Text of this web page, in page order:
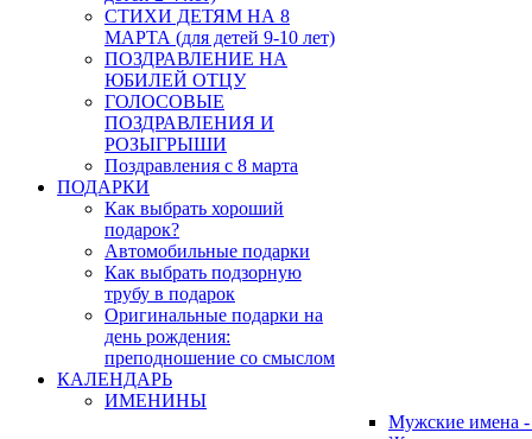
СТИХИ ДЕТЯМ НА 8
МАРТА (для детей 9-10 лет)
ПОЗДРАВЛЕНИЕ НА
ЮБИЛЕЙ ОТЦУ
ГОЛОСОВЫЕ
ПОЗДРАВЛЕНИЯ И
РОЗЫГРЫШИ
Поздравления с 8 марта
ПОДАРКИ
Как выбрать хороший
подарок?
Автомобильные подарки
Как выбрать подзорную
трубу в подарок
Оригинальные подарки на
день рождения:
преподношение со смыслом
КАЛЕНДАРЬ
ИМЕНИНЫ
Мужские имена